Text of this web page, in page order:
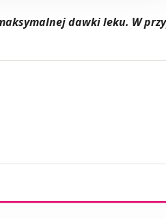
dawki leku. W